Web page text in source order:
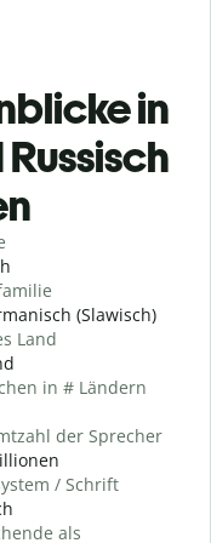
in
(Slawisch)
Land
in # Ländern
der Sprecher
/ Schrift
als